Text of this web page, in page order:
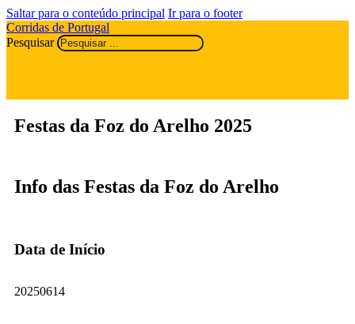
Saltar para o conteúdo principal Ir para o footer
Corridas de Portugal
Pesquisar
Festas da Foz do Arelho 2025
Info das Festas da Foz do Arelho
Data de Início
20250614